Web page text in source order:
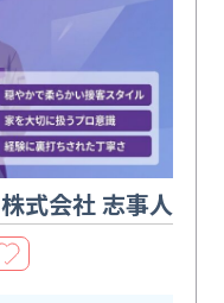
株式会社 志事人